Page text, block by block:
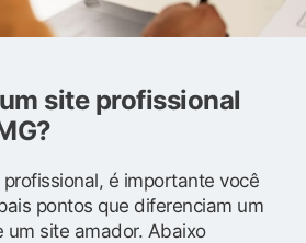
site profissional
é importante você
pontos que diferenciam um
um site amador. Abaixo